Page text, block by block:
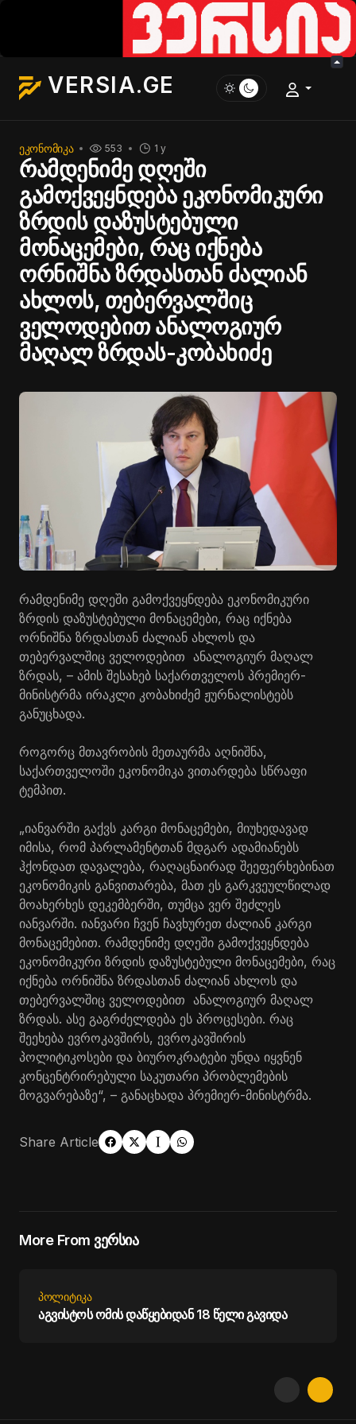
VERSIA.GE
ᲔᲙᲝᲜᲝᲛᲘᲙᲐ 1 y
553
რამდენიმე დღეში
გამოქვეყნდება ეკონომიკური
ზრდის დაზუსტებული
მონაცემები, რაც იქნება
ორნიშნა ზრდასთან ძალიან
ახლოს, თებერვალშიც
ველოდებით ანალოგიურ
მაღალ ზრდას-კობახიძე
რამდენიმე დღეში გამოქვეყნდება ეკონომიკური
ზრდის დაზუსტებული მონაცემები, რაც იქნება
ორნიშნა ზრდასთან ძალიან ახლოს და
თებერვალშიც ველოდებით ანალოგიურ მაღალ
ზრდას, – ამის შესახებ საქართველოს პრემიერ-
მინისტრმა ირაკლი კობახიძემ ჟურნალისტებს
განუცხადა.
როგორც მთავრობის მეთაურმა აღნიშნა,
საქართველოში ეკონომიკა ვითარდება სწრაფი
ტემპით.
„იანვარში გაქვს კარგი მონაცემები, მიუხედავად
იმისა, რომ პარლამენტთან მდგარ ადამიანებს
ჰქონდათ დავალება, რაღაცნაირად შეეფერხებინათ
ეკონომიკის განვითარება, მათ ეს გარკვეულწილად
მოახერხეს დეკემბერში, თუმცა ვერ შეძლეს
იანვარში. იანვარი ჩვენ ჩავხურეთ ძალიან კარგი
მონაცემებით. რამდენიმე დღეში გამოქვეყნდება
ეკონომიკური ზრდის დაზუსტებული მონაცემები, რაც
იქნება ორნიშნა ზრდასთან ძალიან ახლოს და
თებერვალშიც ველოდებით ანალოგიურ მაღალ
ზრდას. ასე გაგრძელდება ეს პროცესები. რაც
შეეხება ევროკავშირს, ევროკავშირის
პოლიტიკოსები და ბიუროკრატები უნდა იყვნენ
კონცენტრირებული საკუთარი პრობლემების
მოგვარებაზე“, – განაცხადა პრემიერ-მინისტრმა.
Share Article
More From ვერსია
ᲞᲝᲚᲘᲢᲘᲙᲐ
აგვისტოს ომის დაწყებიდან 18 წელი გავიდა